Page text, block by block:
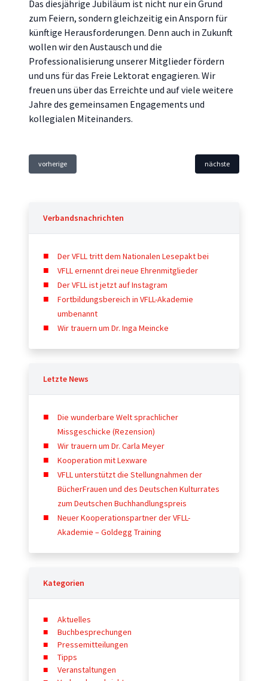
Das diesjährige Jubiläum ist nicht nur ein Grund
zum Feiern, sondern gleichzeitig ein Ansporn für
künftige Herausforderungen. Denn auch in Zukunft
wollen wir den Austausch und die
Professionalisierung unserer Mitglieder fördern
und uns für das Freie Lektorat engagieren. Wir
freuen uns über das Erreichte und auf viele weitere
Jahre des gemeinsamen Engagements und
kollegialen Miteinanders.
vorherige nächste
Verbandsnachrichten
Der VFLL tritt dem Nationalen Lesepakt bei
VFLL ernennt drei neue Ehrenmitglieder
Der VFLL ist jetzt auf Instagram
Fortbildungsbereich in VFLL-Akademie
umbenannt
Wir trauern um Dr. Inga Meincke
Letzte News
Die wunderbare Welt sprachlicher
Missgeschicke (Rezension)
Wir trauern um Dr. Carla Meyer
Kooperation mit Lexware
VFLL unterstützt die Stellungnahmen der
BücherFrauen und des Deutschen Kulturrates
zum Deutschen Buchhandlungspreis
Neuer Kooperationspartner der VFLL-
Akademie – Goldegg Training
Kategorien
Aktuelles
Buchbesprechungen
Pressemitteilungen
Tipps
Veranstaltungen